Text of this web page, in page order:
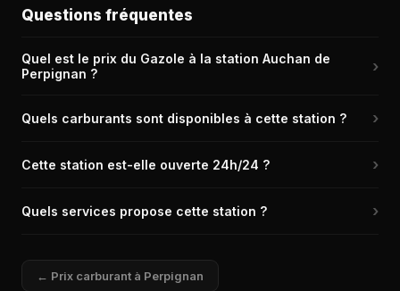
Questions fréquentes
Quel est le prix du Gazole à la station Auchan de
Perpignan ?
›
(66000) est de 2,169 € le litre, relevé il y a 21h.
Quels carburants sont disponibles à cette station ? ›
suivants : Diesel, E10, SP98, E85, GPL. C'est une station bien
Cette station est-elle ouverte 24h/24 ? ›
disponible 24h/24 et 7j/7.
Quels services propose cette station ? ›
Laverie, Restauration à emporter, Restauration sur place,
Station de gonflage, Carburant additivé, Piste poids lourds et
← Prix carburant à Perpignan